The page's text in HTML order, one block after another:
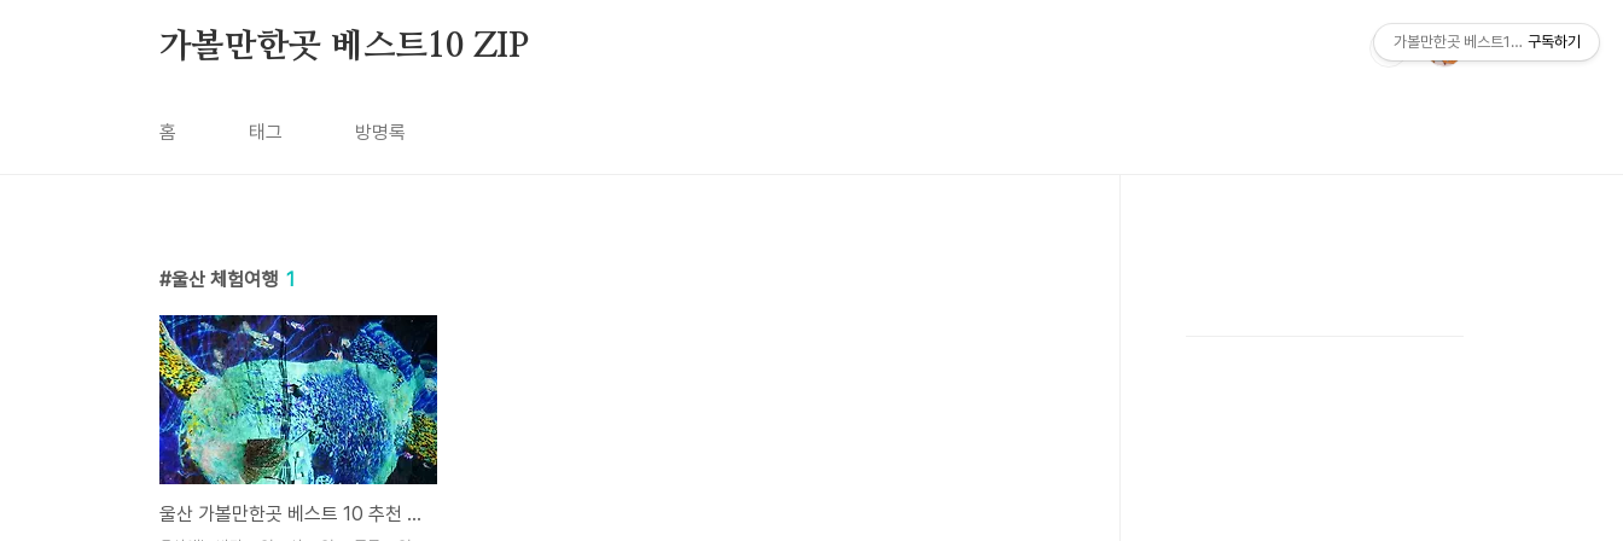
가볼만한곳 베스트10 ZIP
홈 태그 방명록
울산 체험여행 1
울산 가볼만한곳 베스트 10 추천 여행지
가볼만한곳 베스트10 ZIP구독하기